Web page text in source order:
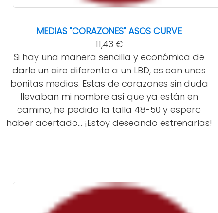
MEDIAS "CORAZONES" ASOS CURVE
11,43 €
Si hay una manera sencilla y económica de
darle un aire diferente a un LBD, es con unas
bonitas medias. Estas de corazones sin duda
llevaban mi nombre así que ya están en
camino, he pedido la talla 48-50 y espero
haber acertado... ¡Estoy deseando estrenarlas!